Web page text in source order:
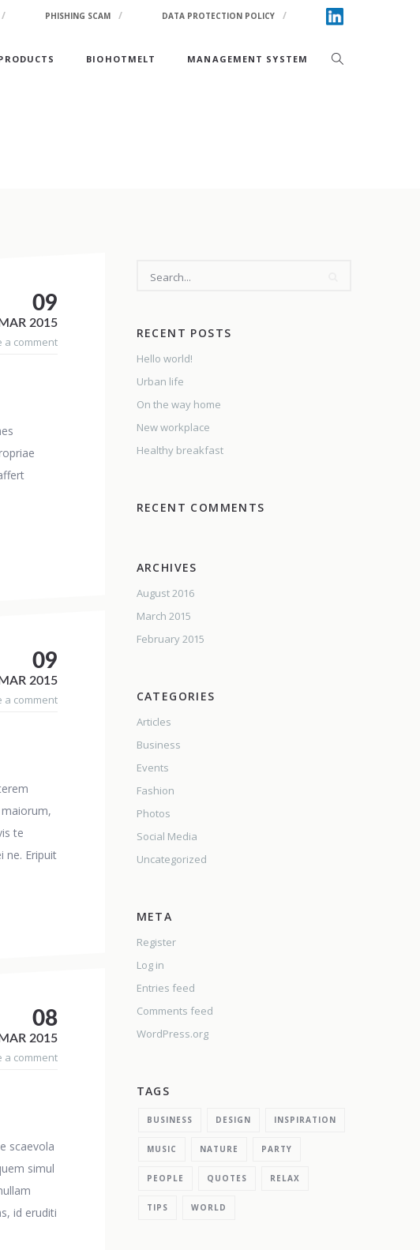
PHISHING SCAM DATA PROTECTION POLICY
BIOHOTMELT MANAGEMENT SYSTEM
09
MAR 2015
a comment
te
ne. Eripuit
09
MAR 2015
a comment
scaevola
simul
id eruditi
08
MAR 2015
a comment
RECENT POSTS
Hello world!
Urban life
On the way home
New workplace
Healthy breakfast
RECENT COMMENTS
ARCHIVES
August 2016
March 2015
February 2015
CATEGORIES
Articles
Business
Events
Fashion
Photos
Social Media
Uncategorized
META
Register
Log in
Entries feed
Comments feed
WordPress.org
TAGS
BUSINESS DESIGN INSPIRATION
MUSIC NATURE PARTY
PEOPLE QUOTES RELAX
TIPS WORLD